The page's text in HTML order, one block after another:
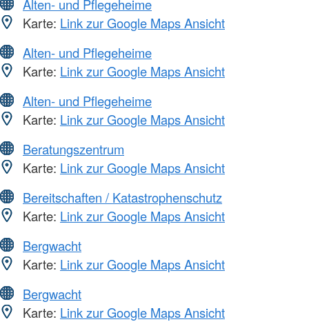
Alten- und Pflegeheime
Karte: Link zur Google Maps Ansicht
Alten- und Pflegeheime
Karte: Link zur Google Maps Ansicht
Alten- und Pflegeheime
Karte: Link zur Google Maps Ansicht
Beratungszentrum
Karte: Link zur Google Maps Ansicht
Bereitschaften / Katastrophenschutz
Karte: Link zur Google Maps Ansicht
Bergwacht
Karte: Link zur Google Maps Ansicht
Bergwacht
Karte: Link zur Google Maps Ansicht